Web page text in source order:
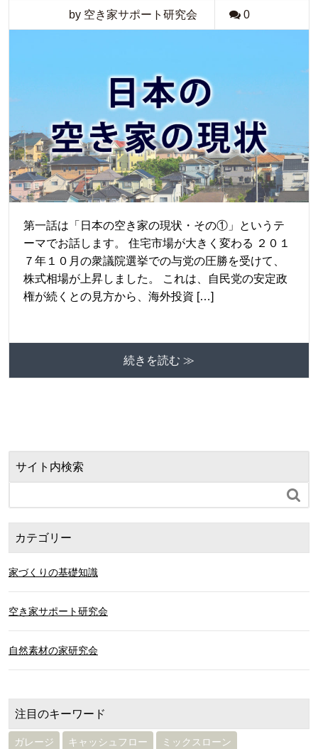
by 空き家サポート研究会 0
第一話は「日本の空き家の現状・その①」というテ
ーマでお話します。 住宅市場が大きく変わる ２０１
７年１０月の衆議院選挙での与党の圧勝を受けて、
株式相場が上昇しました。 これは、自民党の安定政
権が続くとの見方から、海外投資 […]
続きを読む ≫
サイト内検索

カテゴリー
家づくりの基礎知識
空き家サポート研究会
自然素材の家研究会
注目のキーワード
ガレージ キャッシュフロー ミックスローン